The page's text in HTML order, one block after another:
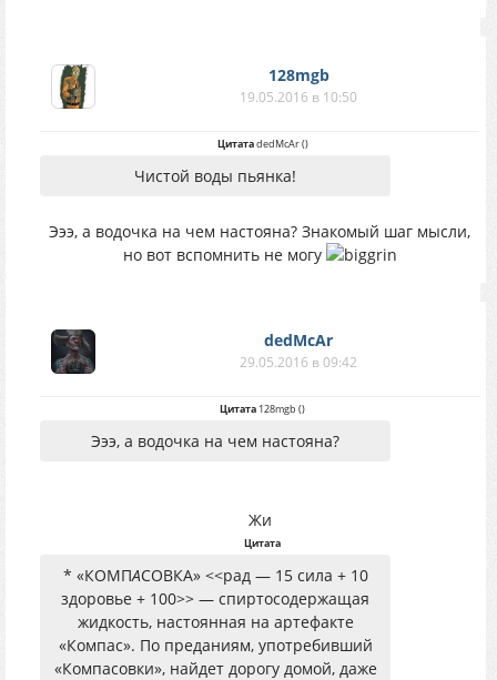
128mgb
19.05.2016 в 10:50
ЦитатаdedMcAr()
Чистой воды пьянка!
Эээ, а водочка на чем настояна? Знакомый шаг мысли,
но вот вспомнить не могу
dedMcAr
29.05.2016 в 09:42
Цитата 128mgb ()
Эээ, а водочка на чем настояна?
Жи
Цитата
* «КОМПАСОВКА» <<рад — 15 сила + 10
здоровье + 100>> — спиртосодержащая
жидкость, настоянная на артефакте
«Компас». По преданиям, употребивший
«Компасовки», найдет дорогу домой, даже